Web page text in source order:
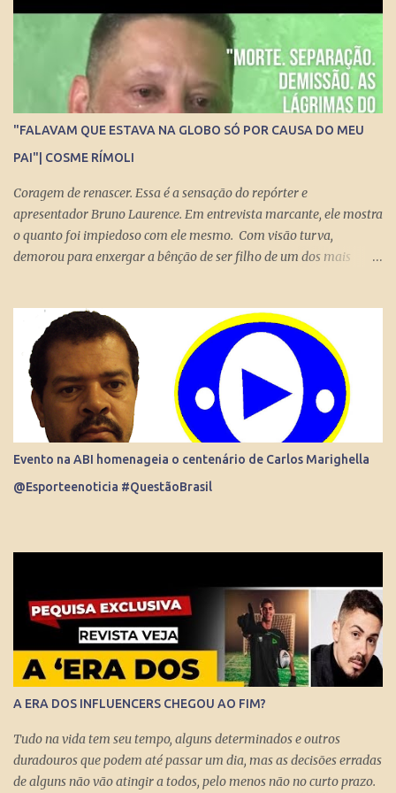
essa democracia funcione bem.
"FALAVAM QUE ESTAVA NA GLOBO SÓ POR CAUSA DO MEU
PAI"| COSME RÍMOLI
Coragem de renascer. Essa é a sensação do repórter e
apresentador Bruno Laurence. Em entrevista marcante, ele mostra
o quanto foi impiedoso com ele mesmo. Com visão turva,
demorou para enxergar a bênção de ser filho de um dos mais
pela regionalização do Globo Esporte, criador dos programas
Grandes Momentos do Esporte e Cartão Verde, entre inúmeros
feitos. Bruno queria fugir da comparação. Tentou ser jogador de
basquete. Mas o jornalismo esportivo estava nas suas veias. Foi
inevitável. Talentoso, impôs seu estilo direto de fazer grandes
entrevistas. Sua cultura esportiva e o domínio de idiomas o colocou
diante de ídolos mundiais do esporte. Contratado pela Globo, sem
o pai saber, o que prova que não houve nepotismo, se tornou um
dos principais repórteres, fazendo matérias especiais para o Jornal
Evento na ABI homenageia o centenário de Carlos Marighella
@Esporteenoticia #QuestãoBrasil
A ERA DOS INFLUENCERS CHEGOU AO FIM?
Tudo na vida tem seu tempo, alguns determinados e outros
duradouros que podem até passar um dia, mas as decisões erradas
de alguns não vão atingir a todos, pelo menos não no curto prazo.